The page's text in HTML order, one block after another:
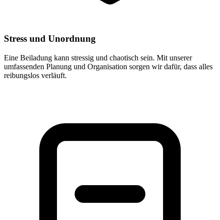
Stress und Unordnung
Eine Beiladung kann stressig und chaotisch sein. Mit unserer
umfassenden Planung und Organisation sorgen wir dafür, dass alles
reibungslos verläuft.